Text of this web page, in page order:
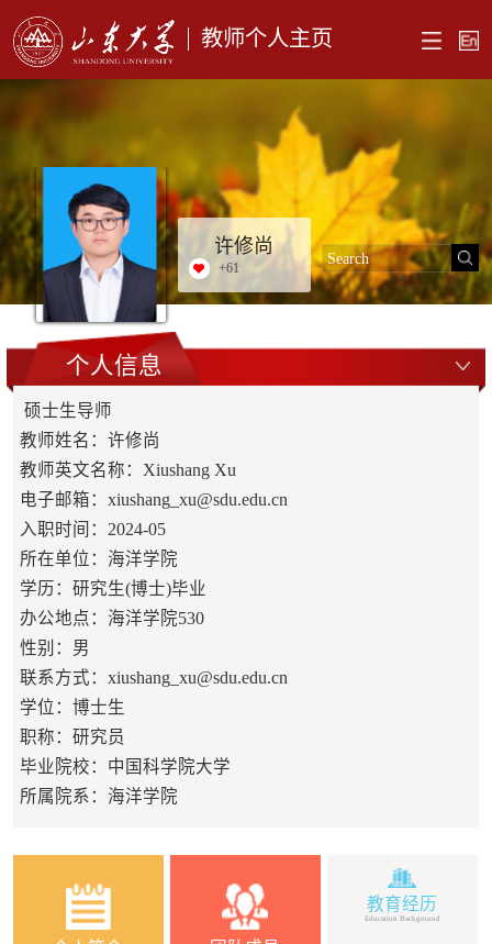
教师个人主页
许修尚
+61
个人信息
硕士生导师
教师姓名：许修尚
教师英文名称：Xiushang Xu
电子邮箱： xiushang_xu@sdu.edu.cn
入职时间：2024-05
所在单位：海洋学院
学历：研究生(博士)毕业
办公地点：海洋学院530
性别：男
联系方式： xiushang_xu@sdu.edu.cn
学位：博士生
职称：研究员
毕业院校：中国科学院大学
所属院系：海洋学院
教育经历
Education Background